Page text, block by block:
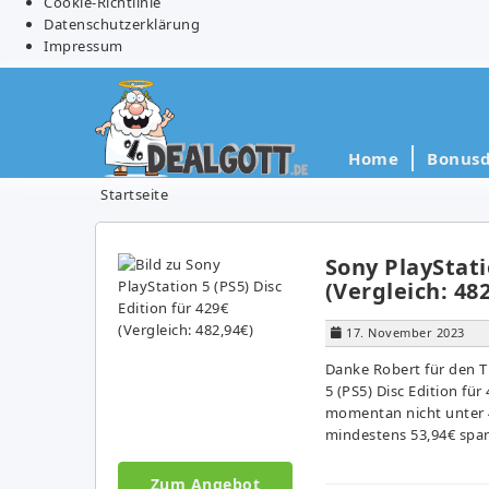
Datenschutzerklärung
Impressum
Home
Startseite
Sony
(Vergleich:
17. November 2023
Danke Robert für den
5 (PS5) Disc Edition
momentan nicht unter
mindestens 53,94€
Zum Angebot